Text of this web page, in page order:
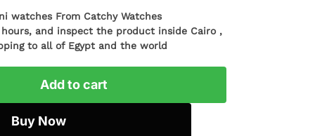
watches From Catchy Watches
and inspect the product inside Cairo ,
to all of Egypt and the world
Add to cart
Buy Now